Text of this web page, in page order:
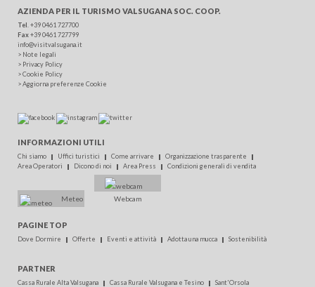
AZIENDA PER IL TURISMO VALSUGANA SOC. COOP.
Tel +39 0461 727700
Fax+39 0461 727799
info@visitvalsugana.it
> Note legali
> Privacy Policy
>Cookie Policy
>Aggiorna preferenze Cookie
INFORMAZIONI UTILI
Chi siamo Uffici turistici Come arrivare
Organizzazione trasparente
Area Operatori
Dicono di noi Area Press Condizioni generali di vendita
Meteo Webcam
PAGINE TOP
Dove Dormire Offerte Eventi e attività Adotta una mucca Sostenibilità
PARTNER
Cassa Rurale Alta Valsugana Cassa Rurale Valsugana e Tesino Sant'Orsola